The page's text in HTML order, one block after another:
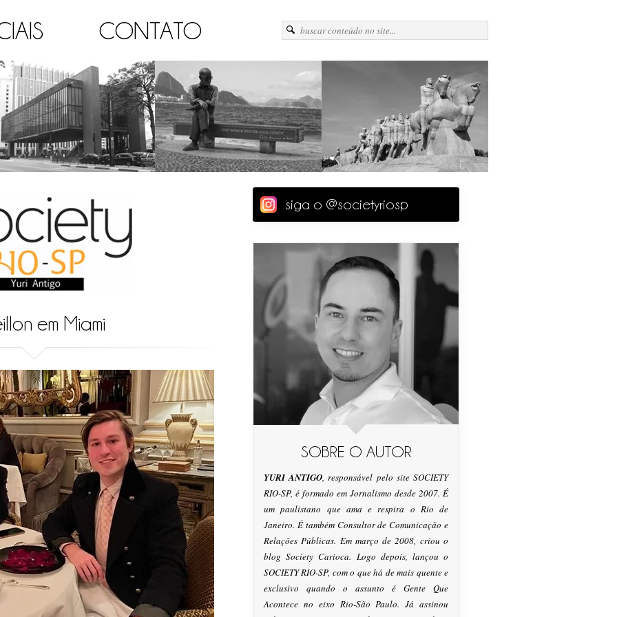
CONTATO
em Miami
siga o @societyriosp
SOBRE O AUTOR
YURI ANTIGO, responsável pelo site SOCIETY
RIO-SP, é formado em Jornalismo desde 2007. É
um paulistano que ama e respira o Rio de
Janeiro. É também Consultor de Comunicação e
Relações Públicas. Em março de 2008, criou o
blog Society Carioca. Logo depois, lançou o
SOCIETY RIO-SP, com o que há de mais quente e
exclusivo quando o assunto é Gente Que
Acontece no eixo Rio-São Paulo. Já assinou